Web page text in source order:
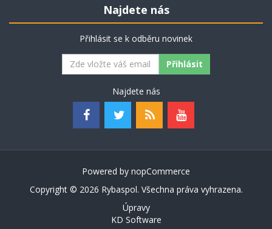
Najdete nás
Přihlásit se k odběru novinek
Najdete nás
Powered by nopCommerce
Copyright © 2026 Rybaspol. Všechna práva vyhrazena.
Úpravy
KD Software